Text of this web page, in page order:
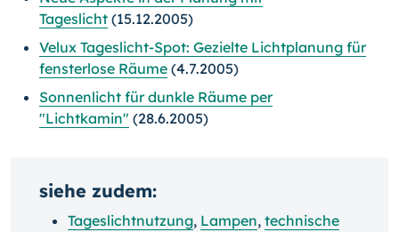
Tageslicht (15.12.2005)
Velux Tageslicht-Spot: Gezielte Lichtplanung für
fensterlose Räume (4.7.2005)
Sonnenlicht für dunkle Räume per
"Lichtkamin" (28.6.2005)
siehe zudem:
Tageslichtnutzung, Lampen, technische